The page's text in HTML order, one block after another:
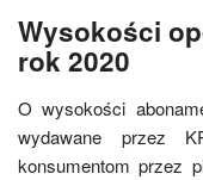
Wysokości
rok 2020
O wysokości
wydawane przez
konsumentom przez